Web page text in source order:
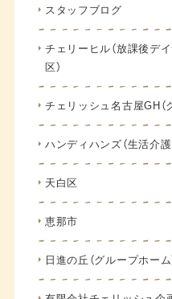
スタッフブログ
チェリーヒル（放課後デ
区）
チェリッシュ名古屋GH（
ハンディハンズ（生活介護
天白区
恵那市
日進の丘（グループホーム